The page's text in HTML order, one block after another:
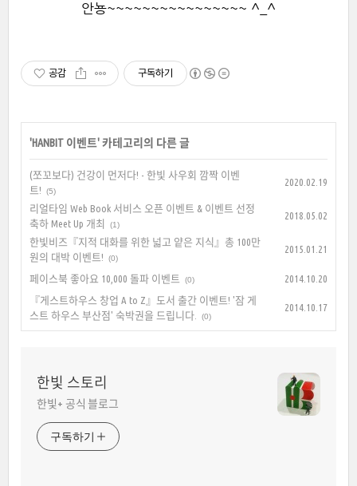
안뇽~~~~~~~~~~~~~~~~ ^_^
공감 구독하기
'HANBIT 이벤트' 카테고리의 다른 글
(쪼꼬보다) 건강이 먼저다! - 한빛 사우회 깜짝 이벤
트!
(5)
2020.02.19
리얼타임 Web Book 서비스 오픈 이벤트 & 이벤트 선정
축하 Meet Up 개최
(1)
2018.05.02
한빛비즈『지적 대화를 위한 넓고 얕은 지식』총 100만
원의 대박 이벤트!
(0)
2015.01.21
페이스북 좋아요 10,000 돌파 이벤트 (0)
2014.10.20
『게스트하우스 창업 A to Z』도서 출간 이벤트! '잠 게
스트 하우스 부산점' 숙박권을 드립니다.
(0)
2014.10.17
한빛 스토리
한빛+ 공식 블로그
구독하기